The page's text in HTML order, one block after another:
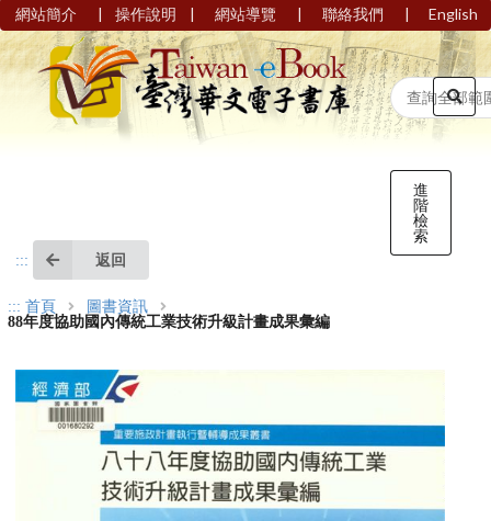
網站簡介 | 操作說明 | 網站導覽 | 聯絡我們 | English
進
階
檢
索
::: 返回
::: 首頁
圖書資訊
88年度協助國內傳統工業技術升級計畫成果彙編